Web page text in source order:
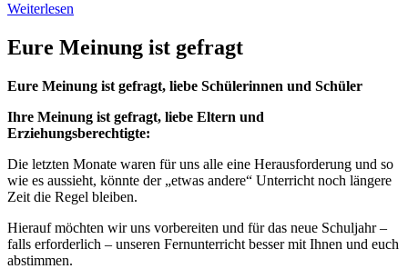
Weiterlesen
Eure Meinung ist gefragt
Eure Meinung ist gefragt, liebe Schülerinnen und Schüler
Ihre Meinung ist gefragt, liebe Eltern und
Erziehungsberechtigte:
Die letzten Monate waren für uns alle eine Herausforderung und so
wie es aussieht, könnte der „etwas andere“ Unterricht noch längere
Zeit die Regel bleiben.
Hierauf möchten wir uns vorbereiten und für das neue Schuljahr –
falls erforderlich – unseren Fernunterricht besser mit Ihnen und euch
abstimmen.